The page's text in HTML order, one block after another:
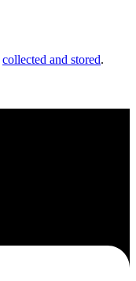
collected and stored.